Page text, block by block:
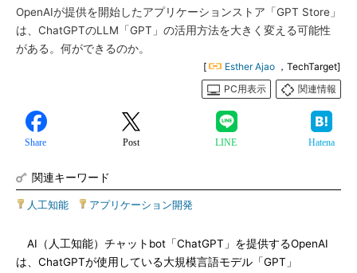
OpenAIが提供を開始したアプリケーションストア「GPT Store」
は、ChatGPTのLLM「GPT」の活用方法を大きく変える可能性
がある。何ができるのか。
[ Esther Ajao ，TechTarget]
PC用表示
関連情報
Share Post LINE Hatena
関連キーワード
人工知能 アプリケーション開発
AI（人工知能）チャットbot「ChatGPT」を提供するOpenAI
は、ChatGPTが使用している大規模言語モデル「GPT」